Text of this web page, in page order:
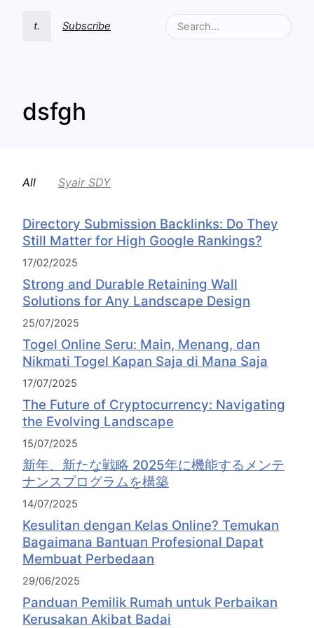
t. Subscribe
dsfgh
All Syair SDY
Directory Submission Backlinks: Do They
Still Matter for High Google Rankings?
17/02/2025
Strong and Durable Retaining Wall
Solutions for Any Landscape Design
25/07/2025
Togel Online Seru: Main, Menang, dan
Nikmati Togel Kapan Saja di Mana Saja
17/07/2025
The Future of Cryptocurrency: Navigating
the Evolving Landscape
15/07/2025
新年、新たな戦略 2025年に機能するメンテ
ナンスプログラムを構築
14/07/2025
Kesulitan dengan Kelas Online? Temukan
Bagaimana Bantuan Profesional Dapat
Membuat Perbedaan
29/06/2025
Panduan Pemilik Rumah untuk Perbaikan
Kerusakan Akibat Badai